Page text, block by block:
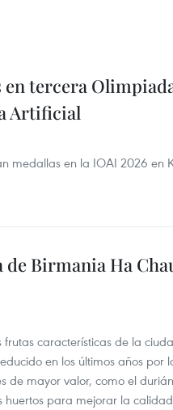
en tercera
Artificial
medallas en la IOAI 2026 en
de Birmania Ha
características de la
en los últimos años por
de mayor valor, como el
huertos para mejorar la